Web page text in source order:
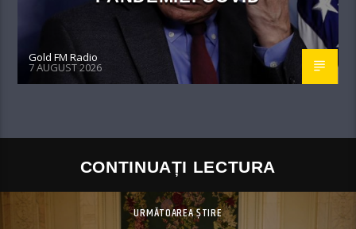
Gold FM Radio
7 AUGUST 2026
CONTINUAȚI LECTURA
URMĂTOAREA ȘTIRE